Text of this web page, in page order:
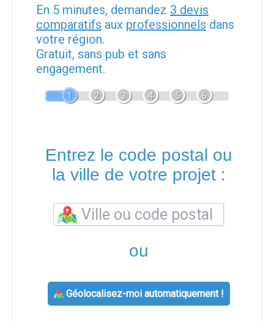
En 5 minutes, demandez 3 devis
comparatifs aux professionnels dans
votre région.
Gratuit, sans pub et sans
engagement.
1 2 3 4 5 6
Entrez le code postal ou
la ville de votre projet :
ou
Géolocalisez-moi automatiquement !